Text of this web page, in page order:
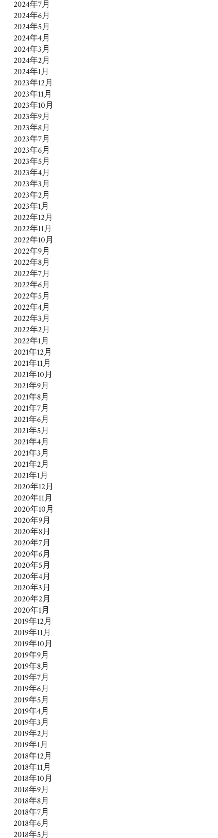
2024年7月
2024年6月
2024年5月
2024年4月
2024年3月
2024年2月
2024年1月
2023年12月
2023年11月
2023年10月
2023年9月
2023年8月
2023年7月
2023年6月
2023年5月
2023年4月
2023年3月
2023年2月
2023年1月
2022年12月
2022年11月
2022年10月
2022年9月
2022年8月
2022年7月
2022年6月
2022年5月
2022年4月
2022年3月
2022年2月
2022年1月
2021年12月
2021年11月
2021年10月
2021年9月
2021年8月
2021年7月
2021年6月
2021年5月
2021年4月
2021年3月
2021年2月
2021年1月
2020年12月
2020年11月
2020年10月
2020年9月
2020年8月
2020年7月
2020年6月
2020年5月
2020年4月
2020年3月
2020年2月
2020年1月
2019年12月
2019年11月
2019年10月
2019年9月
2019年8月
2019年7月
2019年6月
2019年5月
2019年4月
2019年3月
2019年2月
2019年1月
2018年12月
2018年11月
2018年10月
2018年9月
2018年8月
2018年7月
2018年6月
2018年5月